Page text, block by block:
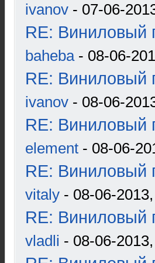
ivanov - 07-06-
RE: Виниловый
baheba- 08-06-
RE: Виниловый
ivanov - 08-06-
RE: Виниловый
element - 08-06-
RE: Виниловый
vitaly - 08-06-
RE: Виниловый
vladli - 08-06-